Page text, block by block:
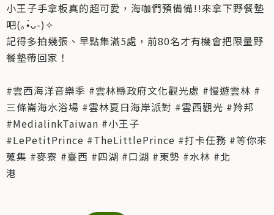
小王子手拿板真的超可愛，海咖們預備備!!來拿下野餐墊
吧(｡•̀ᴗ-)✧
記得多拍幾張、早點集滿5處，前80名才有機會把限量野
餐墊帶回家！
#雲西海洋音樂季 #雲林縣政府文化觀光處 #慢遊雲林 #
三條崙海水浴場 #雲林夏日海岸派對 #雲西觀光 #羚邦
#MedialinkTaiwan #小王子
#LePetitPrince #TheLittlePrince #打卡任務 #等你來
蒐集 #麥寮 #臺西 #四湖 #口湖 #東勢 #水林 #北
港